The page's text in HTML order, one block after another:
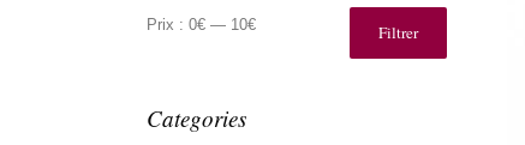
min
max
Filtrer
Prix : 0€ — 10€
Categories